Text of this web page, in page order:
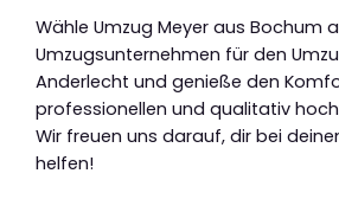
Wähle Umzug Meyer aus Bochum
Umzugsunternehmen für den
Anderlecht und genieße den
professionellen und qualitativ
Wir freuen uns darauf, dir bei
helfen!